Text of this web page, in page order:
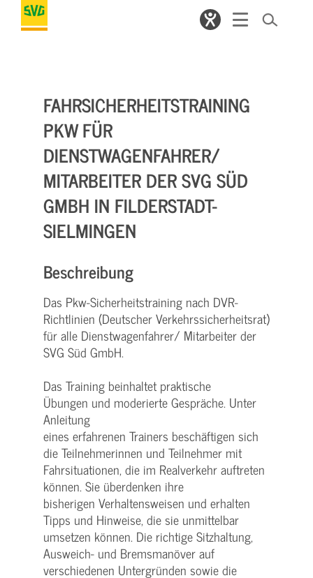
FAHRSICHERHEITSTRAINING
PKW FÜR
DIENSTWAGENFAHRER/
MITARBEITER DER SVG SÜD
GMBH IN FILDERSTADT-
SIELMINGEN
Beschreibung
Das Pkw-Sicherheitstraining nach DVR-
Richtlinien (Deutscher Verkehrssicherheitsrat)
für alle Dienstwagenfahrer/ Mitarbeiter der
SVG Süd GmbH.
Das Training beinhaltet praktische
Übungen und moderierte Gespräche. Unter
Anleitung
eines erfahrenen Trainers beschäftigen sich
die Teilnehmerinnen und Teilnehmer mit
Fahrsituationen, die im Realverkehr auftreten
können. Sie überdenken ihre
bisherigen Verhaltensweisen und erhalten
Tipps und Hinweise, die sie unmittelbar
umsetzen können. Die richtige Sitzhaltung,
Ausweich- und Bremsmanöver auf
verschiedenen Untergründen sowie die